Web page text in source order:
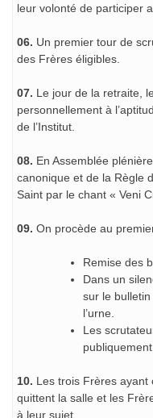
leur volonté de participer
06. Un premier tour de
des Frères éligibles.
07. Le jour de la retraite,
personnellement à
de l’Institut.
08. En Assemblée
canonique et de la Règle
Saint par le chant « Veni
09. On procède au
Remise des
Dans un
sur le
l’urne.
Les
10. Les trois Frères
quittent la salle et les
à leur sujet.